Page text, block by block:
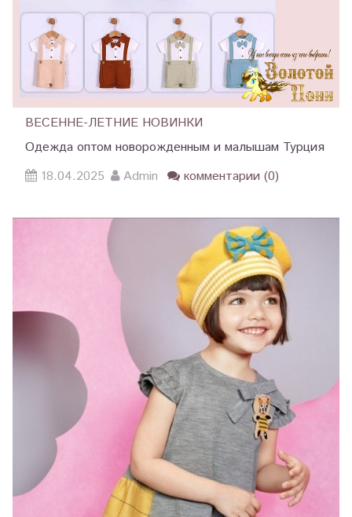
ВЕСЕННЕ-ЛЕТНИЕ НОВИНКИ
Одежда оптом новорожденным и малышам Турция
18.04.2025
Admin комментарии (0)